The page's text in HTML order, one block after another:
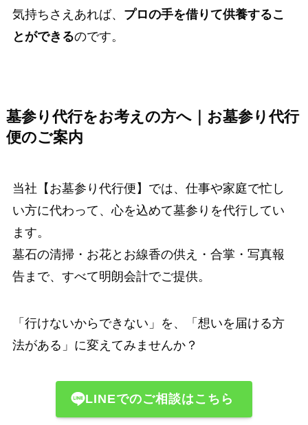
気持ちさえあれば、 プロの手を借りて供養するこ
とができるのです。
墓参り代行をお考えの方へ｜お墓参り代行
便のご案内
当社【お墓参り代行便】では、仕事や家庭で忙し
い方に代わって、心を込めて墓参りを代行してい
ます。
墓石の清掃・お花とお線香の供え・合掌・写真報
告まで、すべて明朗会計でご提供。
「行けないからできない」を、「想いを届ける方
法がある」に変えてみませんか？
LINEでのご相談はこちら